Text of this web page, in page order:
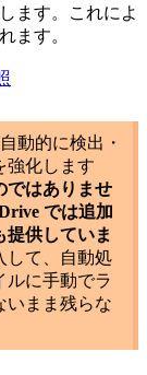
ます。これによ
ます。
動的に検出・
強化します
ではありませ
では追加
提供していま
して、自動処
ルに手動でラ
いまま残らな